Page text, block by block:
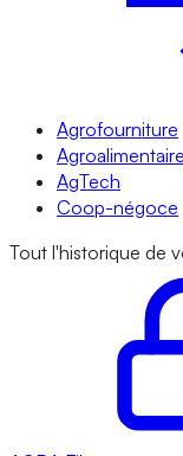
Agrofourniture
Agroalimentaire
AgTech
Coop-négoce
Tout l'historique de